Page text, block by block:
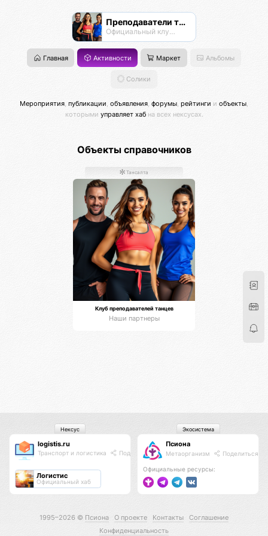
Преподаватели танцев
Официальный клуб Тансалты
Главная Активности Маркет Альбомы
Солики
Мероприятия публикации объявления форумы рейтинги и объекты
которыми управляет хабна всех нексусах.
Объекты справочников
Тансалта
Клуб преподавателей танцев
Наши партнеры
logistis.ru
Транспорт и логистика Поделиться
Логистис
Официальный хаб
Нексус
Псиона
Метаорганизм Поделиться
Официальные ресурсы:
Экосистема
1995–2026 © Псиона О проекте Контакты
Соглашение
Конфиденциальность